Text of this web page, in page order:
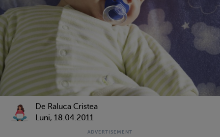
De Raluca Cristea
Luni, 18.04.2011